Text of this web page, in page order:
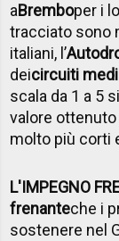
aBremboper i
tracciato sono
italiani, l’
deicircuiti
scala da 1 a 5
valore
molto più corti
L'IMPEGNO
frenanteche i
sostenere nel